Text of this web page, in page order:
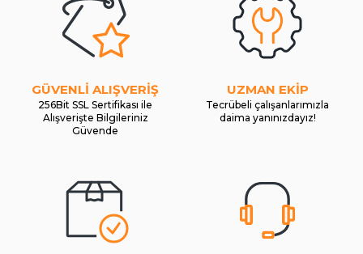
GÜVENLİ ALIŞVERİŞ
256Bit SSL Sertifikası ile
Alışverişte Bilgileriniz
Güvende
UZMAN EKİP
Tecrübeli çalışanlarımızla
daima yanınızdayız!